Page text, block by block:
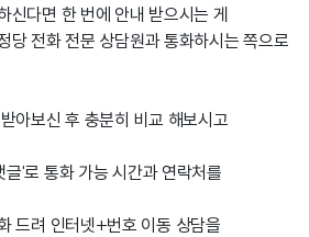
신다면 한 번에 안내 받으시는 게
당 전화 전문 상담원과 통화하시는 쪽으로
아보신 후 충분히 비교 해보시고
'로 통화 가능 시간과 연락처를
드려 인터넷+번호 이동 상담을